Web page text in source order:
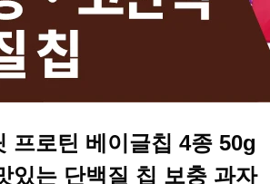
프로틴 베이글칩 4종 50g
있는 단백질 칩 보충 과자